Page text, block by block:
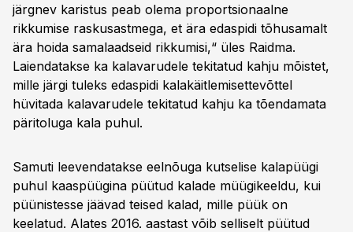
järgnev karistus peab olema proportsionaalne
rikkumise raskusastmega, et ära edaspidi tõhusamalt
ära hoida samalaadseid rikkumisi,“ üles Raidma.
Laiendatakse ka kalavarudele tekitatud kahju mõistet,
mille järgi tuleks edaspidi kalakäitlemisettevõttel
hüvitada kalavarudele tekitatud kahju ka tõendamata
päritoluga kala puhul.
Samuti leevendatakse eelnõuga kutselise kalapüügi
puhul kaaspüügina püütud kalade müügikeeldu, kui
püünistesse jäävad teised kalad, mille püük on
keelatud. Alates 2016. aastast võib selliselt püütud